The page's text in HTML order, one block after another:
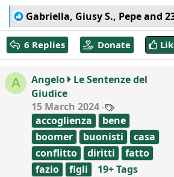
R
e
a
c
t
o
Gabriella, Giusy S., Pepeand
6 Replies Donate
A Angelo
Le Sentenze del
Giudice
15 March 2024
a
g
s
accoglienza
bene
boomer
buonisti
casa
conflitto
diritti
fatto
fazio
figli 19+ Tags